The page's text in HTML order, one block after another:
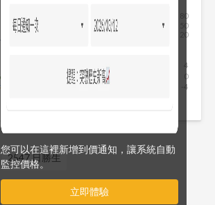
您可以在這裡新增到價通知，讓系統自動
監控價格。
立即體驗
20
50
80
-4
0
4
2547 日勝生